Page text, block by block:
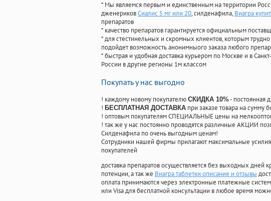
* Мы являемся первым и единственным на территории
дженериковСиалис 5 мг или 20, силденафила, Виагра
препаратов
* качество препаратов гарантируется официальным
* для стестинельных и скромных клиентов, которым
подойдет возможность анонимныого заказа любого
* быстрая и удобная доставка курьером по Москве и в
России в другие регионы 1м классом
Покупать у нас выгодно
! каждому новому покупателю СКИДКА 10%- постоянная
! БЕСПЛАТНАЯ ДОСТАВКА при заказе товара на сумму
! оптовым покупателям СПЕЦИАЛЬНЫЕ цены на
! так же у нас постоянно проводятся различные АКЦИИ
Силденафила по очень выгодным ценам!
Cотрудники нашей фирмы прилагают максимальные
покупателей
доставка препаратов осуществляется без выходных дней
потенции, а так же Виагра таблетки описание и отзывы
оплата принимаются через электронные платежные
или Visa для бесплатной консультации в любое время